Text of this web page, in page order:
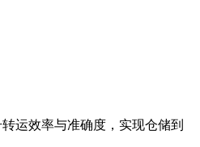
运效率与准确度，实现仓储到